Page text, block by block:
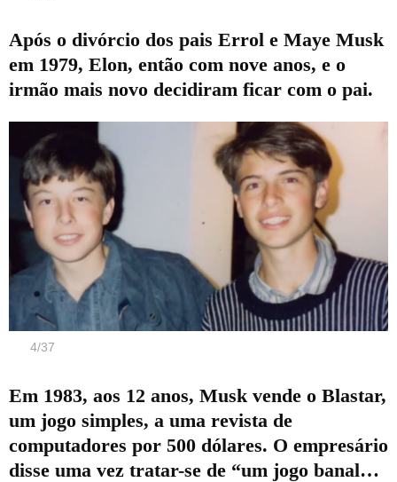
Após o divórcio dos pais Errol e Maye Musk
em 1979, Elon, então com nove anos, e o
irmão mais novo decidiram ficar com o pai.
4/37
Em 1983, aos 12 anos, Musk vende o Blastar,
um jogo simples, a uma revista de
computadores por 500 dólares. O empresário
disse uma vez tratar-se de “um jogo banal…